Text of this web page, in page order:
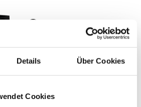
Details Über Cookies
Cookies